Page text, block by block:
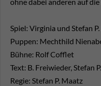
ohne dabei anderen auf
Spiel: Virginia und Stefan
Puppen: Mechthild
Bühne: Rolf Cofflet
Text: B. Freiwieder, Stefan
Regie: Stefan P. Maatz